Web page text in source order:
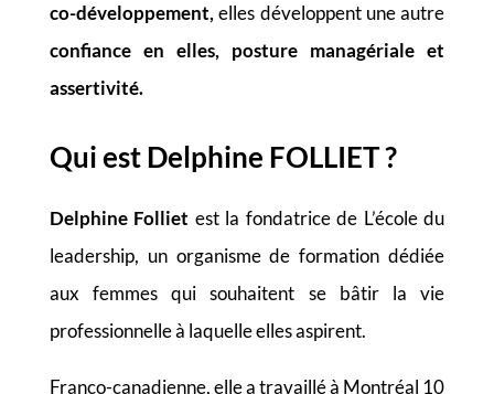
co-développement,elles développent une autre
confiance en elles, posture managériale et
assertivité.
Qui est Delphine FOLLIET ?
Delphine Folliet est la fondatrice de L’école du
leadership, un organisme de formation dédiée
aux femmes qui souhaitent se bâtir la vie
professionnelle à laquelle elles aspirent.
Franco-canadienne, elle a travaillé à Montréal 10